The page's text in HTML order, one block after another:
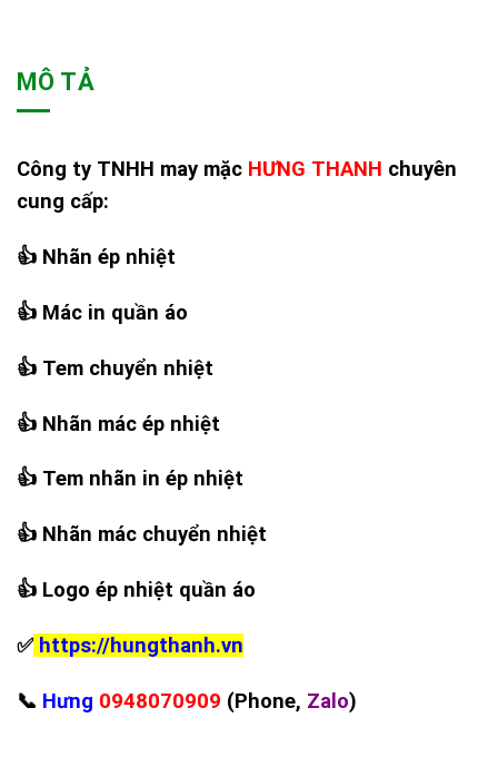
MÔ TẢ
Công ty TNHH may mặc HƯNG THANH chuyên
cung cấp:
👍 Nhãn ép nhiệt
👍 Mác in quần áo
👍 Tem chuyển nhiệt
👍 Nhãn mác ép nhiệt
👍 Tem nhãn in ép nhiệt
👍 Nhãn mác chuyển nhiệt
👍 Logo ép nhiệt quần áo
✅ https://hungthanh.vn
📞 Hưng 0948070909 (Phone, Zalo)